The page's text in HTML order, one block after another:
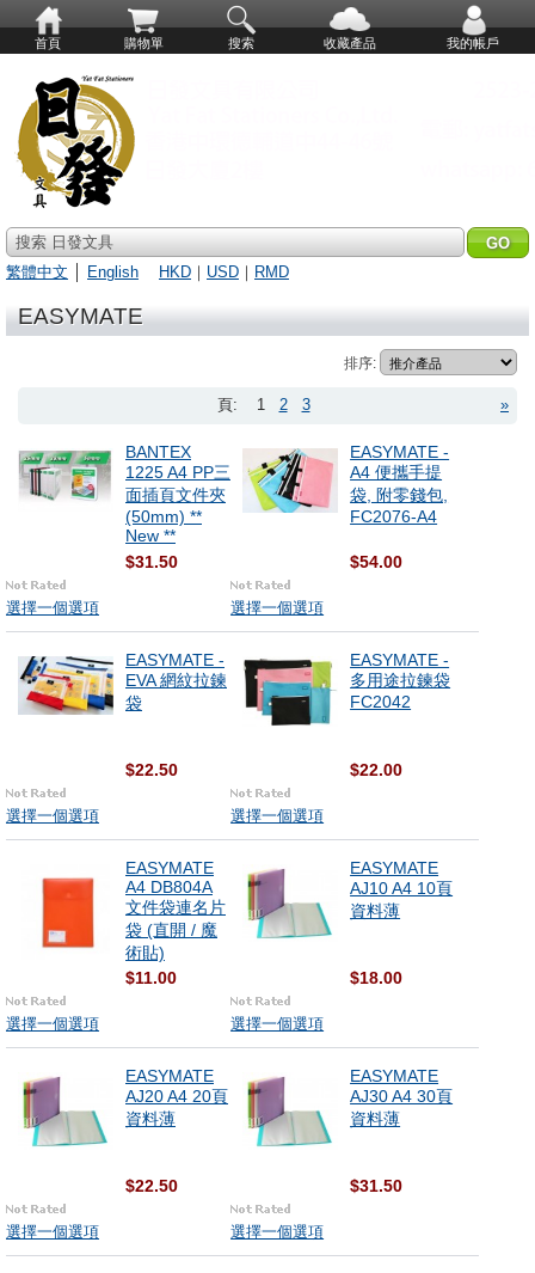
首頁 購物單 搜索 收藏產品 我的帳戶
搜索 日發文具
繁體中文
English HKD ｜ USD ｜ RMD
EASYMATE
排序:
»
頁: 1 2 3
BANTEX
1225 A4 PP三
面插頁文件夾
(50mm) **
New **
$31.50
選擇一個選項
EASYMATE -
A4 便攜手提
袋, 附零錢包,
FC2076-A4
$54.00
選擇一個選項
EASYMATE -
EVA 網紋拉鍊
袋
$22.50
選擇一個選項
EASYMATE -
多用途拉鍊袋
FC2042
$22.00
選擇一個選項
EASYMATE
A4 DB804A
文件袋連名片
袋 (直開 / 魔
術貼)
$11.00
選擇一個選項
EASYMATE
AJ10 A4 10頁
資料薄
$18.00
選擇一個選項
EASYMATE
AJ20 A4 20頁
資料薄
$22.50
選擇一個選項
EASYMATE
AJ30 A4 30頁
資料薄
$31.50
選擇一個選項